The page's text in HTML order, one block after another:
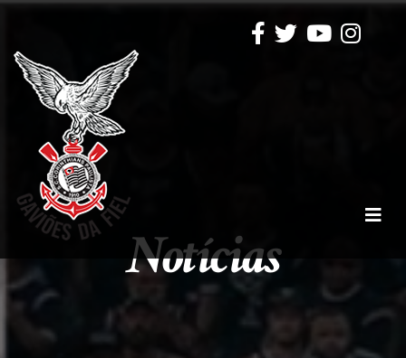
Notícias